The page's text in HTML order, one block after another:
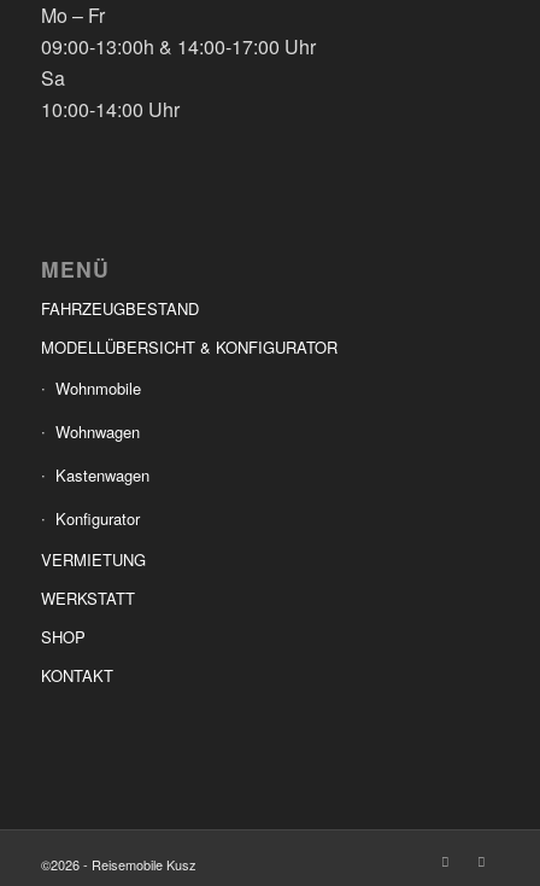
Mo – Fr
09:00-13:00h & 14:00-17:00 Uhr
Sa
10:00-14:00 Uhr
MENÜ
FAHRZEUGBESTAND
MODELLÜBERSICHT & KONFIGURATOR
Wohnmobile
Wohnwagen
Kastenwagen
Konfigurator
VERMIETUNG
WERKSTATT
SHOP
KONTAKT
©2026 - Reisemobile Kusz